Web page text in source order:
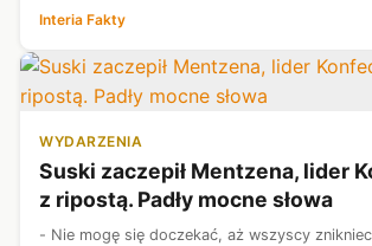
insynuację posła ...
Interia Fakty
WYDARZENIA
Suski zaczepił Mentzena, lider
z ripostą. Padły mocne słowa
- Nie mogę się doczekać, aż wszyscy